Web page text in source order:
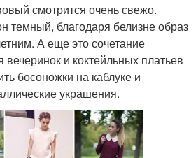
смотрится очень свежо.
темный, благодаря белизне образ
А еще это сочетание
вечеринок и коктейльных платьев
босоножки на каблуке и
украшения.